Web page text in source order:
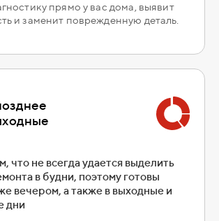
прямо у вас дома, выявит
и заменит поврежденную деталь.
что не всегда удается выделить
в будни, поэтому готовы
вечером, а также в выходные и
дни